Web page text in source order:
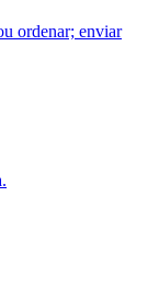
ordenar; enviar